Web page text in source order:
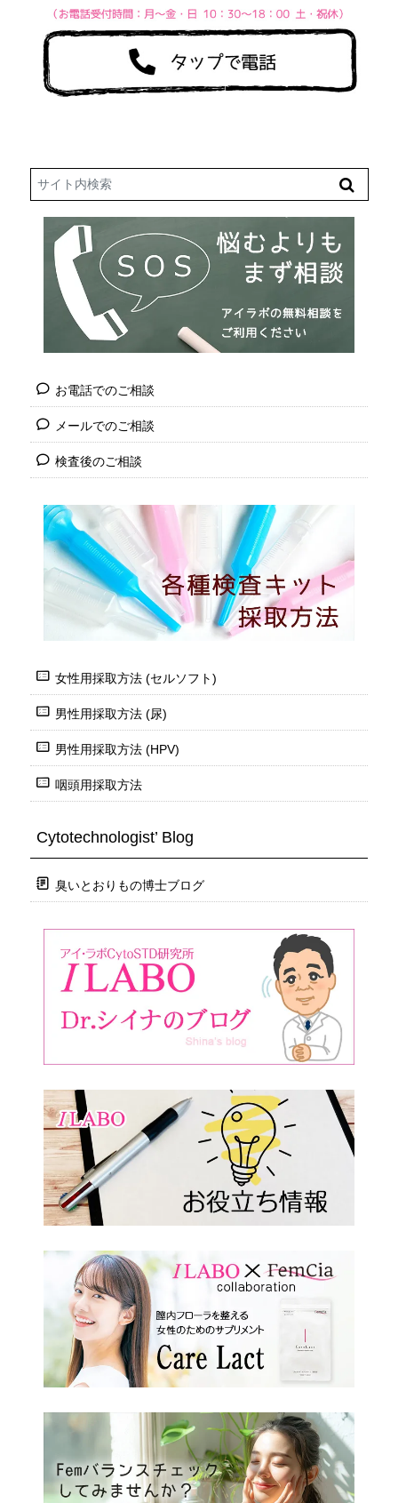
Search
お電話でのご相談
メールでのご相談
検査後のご相談
女性用採取方法 (セルソフト)
男性用採取方法 (尿)
男性用採取方法 (HPV)
咽頭用採取方法
Cytotechnologist’ Blog
臭いとおりもの博士ブログ